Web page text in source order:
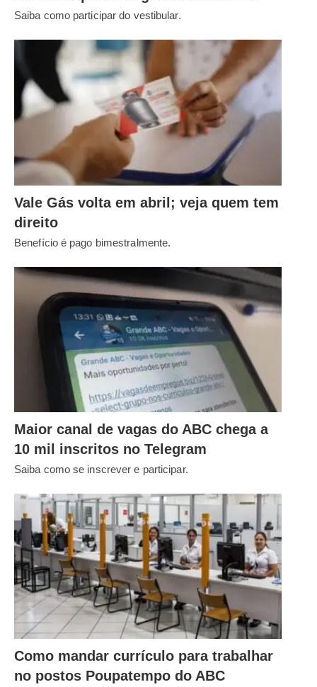
Saiba como participar do vestibular.
Vale Gás volta em abril; veja quem tem
direito
Benefício é pago bimestralmente.
Maior canal de vagas do ABC chega a
10 mil inscritos no Telegram
Saiba como se inscrever e participar.
Como mandar currículo para trabalhar
no postos Poupatempo do ABC